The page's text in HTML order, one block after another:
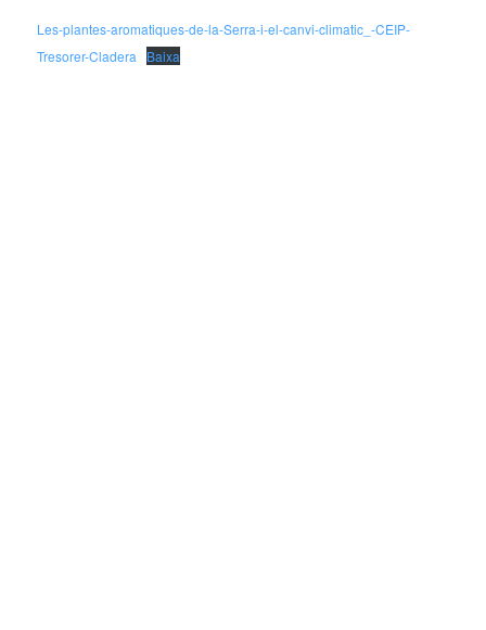
Les-plantes-aromatiques-de-la-Serra-i-el-canvi-climatic_-CEIP-
Tresorer-Cladera
Baixa